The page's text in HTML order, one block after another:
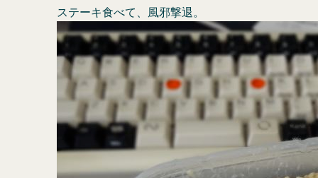
ステーキ食べて、風邪撃退。